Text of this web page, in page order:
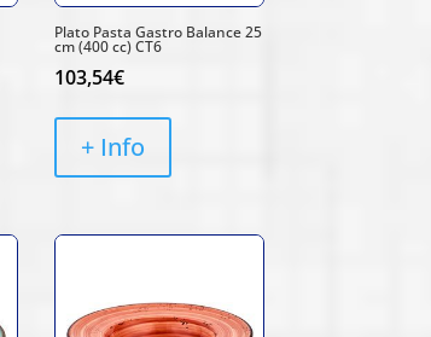
Plato Pasta Gastro Balance 25
cm (400 cc) CT6
103,54€
+ Info